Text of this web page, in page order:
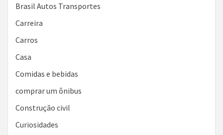
Brasil Autos Transportes
Carreira
Carros
Casa
Comidas e bebidas
comprar um ônibus
Construção civil
Curiosidades